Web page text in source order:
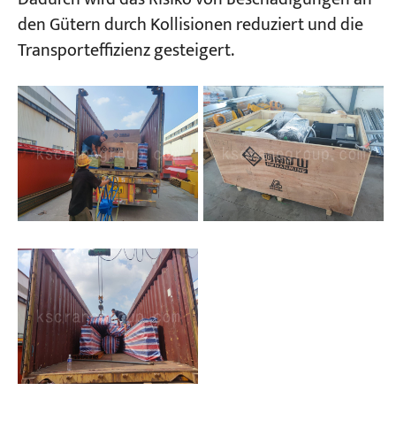
den Gütern durch Kollisionen reduziert und die
Transporteffizienz gesteigert.